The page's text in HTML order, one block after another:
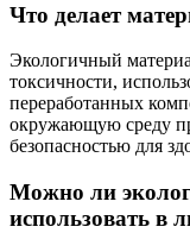
Что делает
Экологичный
токсичности,
переработанных
окружающую среду
безопасностью для
Можно ли
использовать в